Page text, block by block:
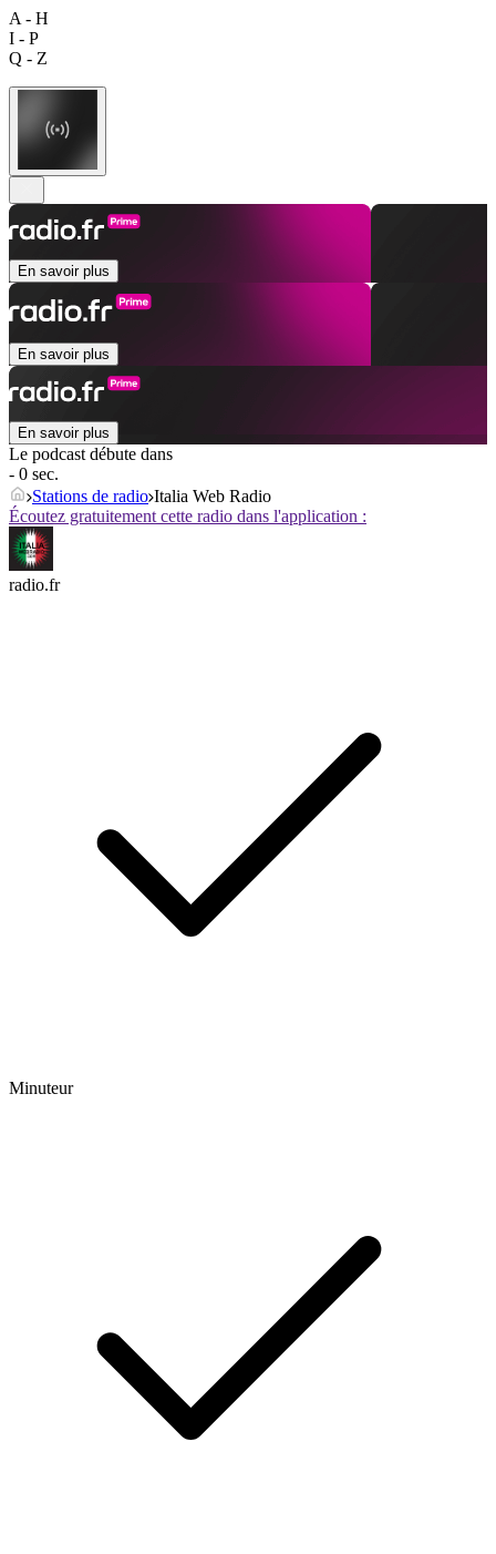
A - H
I - P
Q - Z
En savoir plus
En savoir plus
En savoir plus
Le podcast débute dans
- 0 sec.
Stations de radio Italia Web Radio
Écoutez gratuitement cette radio dans l'application :
radio.fr
Minuteur